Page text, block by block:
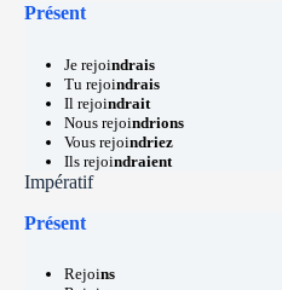
Présent
Je rejoindrais
Tu rejoindrais
Il rejoindrait
Nous rejoindrions
Vous rejoindriez
Ils rejoindraient
Impératif
Présent
Rejoins